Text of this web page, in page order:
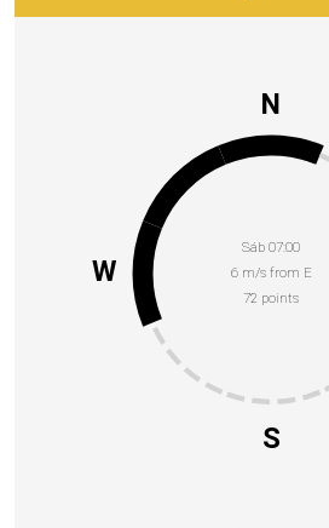
Sáb 07:00
6 m/s from E
72 points
N
S
W